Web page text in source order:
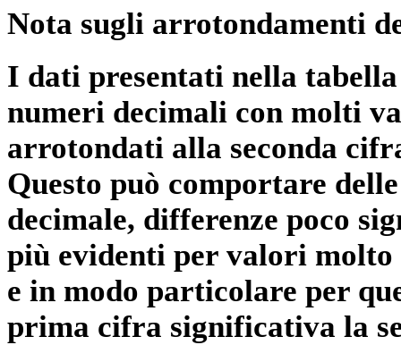
Nota sugli arrotondamenti
I dati presentati nella
numeri decimali con molti
arrotondati alla seconda
Questo può comportare
decimale, differenze poco
più evidenti per valori
e in modo particolare per
prima cifra significativa la